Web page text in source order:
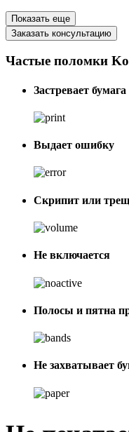
Показать еще
Заказать консультацию
Частые поломки
Застревает бумага
Выдает ошибку
Скрипит или
Не включается
Полосы и пятна
Не захватывает